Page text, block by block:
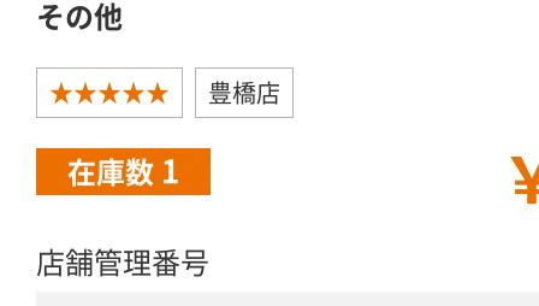
その他
★★★★★ 豊橋店
在庫数 1
店舗管理番号